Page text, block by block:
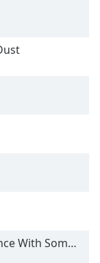
Somebody